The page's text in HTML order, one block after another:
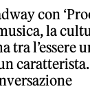
con
la
tra l’essere